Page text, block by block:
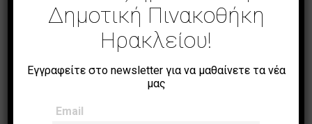
Δημοτική Πινακοθήκη
Ηρακλείου!
Εγγραφείτε στο newsletter για να μαθαίνετε τα νέα
μας
Email